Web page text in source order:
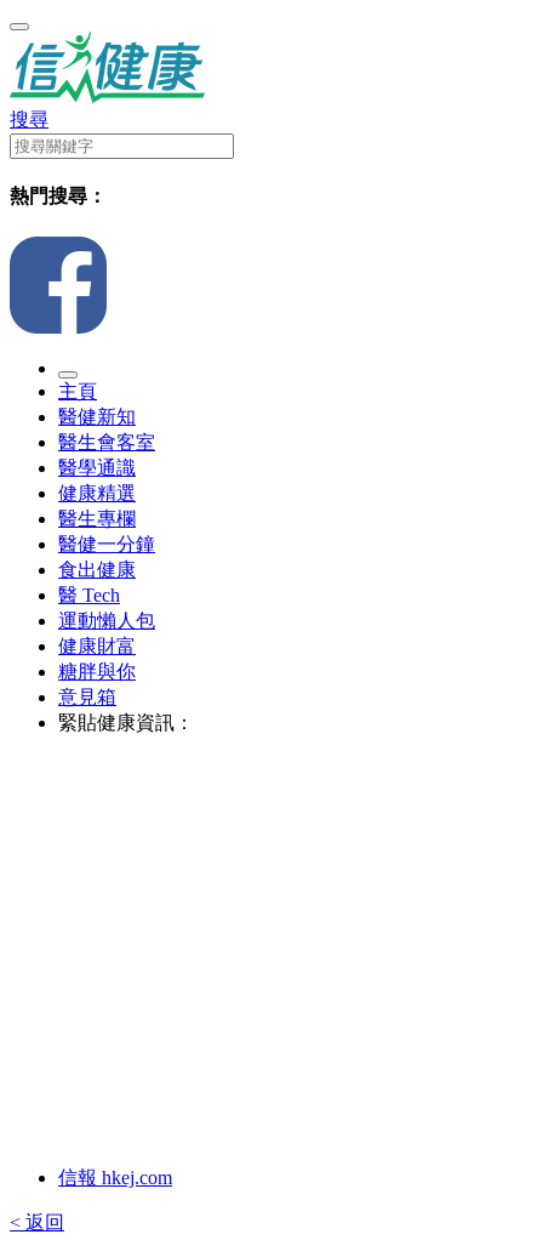
搜尋
熱門搜尋：
主頁
醫健新知
醫生會客室
醫學通識
健康精選
醫生專欄
醫健一分鐘
食出健康
醫 Tech
運動懶人包
健康財富
糖胖與你
意見箱
緊貼健康資訊：
信報 hkej.com
< 返回